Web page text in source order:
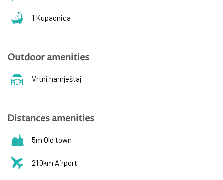
1 Kupaonica
Outdoor amenities
Vrtni namještaj
Distances amenities
5m Old town
21.0km Airport